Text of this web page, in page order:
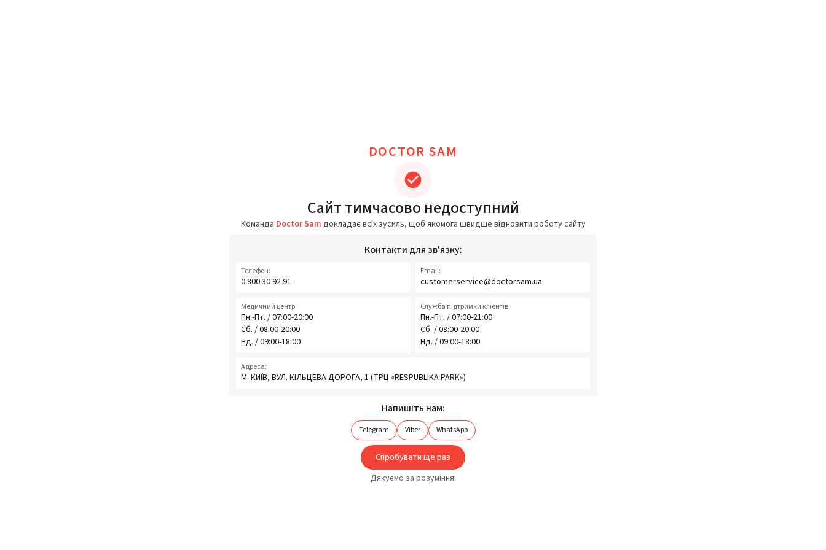
DOCTOR SAM
Сайт тимчасово недоступний
Команда Doctor Sam докладає всіх зусиль, щоб якомога швидше відновити роботу сайту
Контакти для зв'язку:
Телефон:
0 800 30 92 91
Email:
customerservice@doctorsam.ua
Медичний центр:
Пн.-Пт. / 07:00-20:00
Сб. / 08:00-20:00
Нд. / 09:00-18:00
Служба підтримки клієнтів:
Пн.-Пт. / 07:00-21:00
Сб. / 08:00-20:00
Нд. / 09:00-18:00
Адреса:
М. КИЇВ, ВУЛ. КІЛЬЦЕВА ДОРОГА, 1 (ТРЦ «RESPUBLIKA PARK»)
Напишіть нам:
Telegram Viber WhatsApp
Спробувати ще раз
Дякуємо за розуміння!